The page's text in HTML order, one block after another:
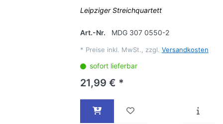
Leipziger Streichquartett
Art.-Nr. MDG 307 0550-2
* Preise inkl. MwSt., zzgl. Versandkosten
sofort lieferbar
21,99 € *